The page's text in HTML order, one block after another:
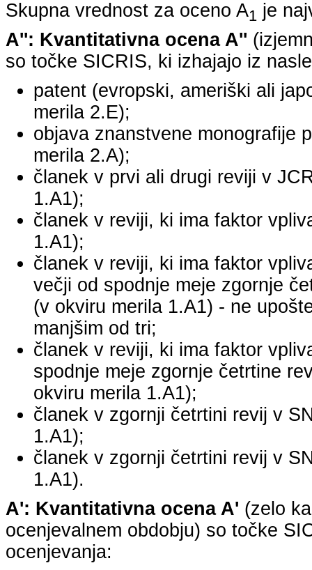
Skupna vrednost za oceno A1 je
A'': Kvantitativna ocena A''
so točke SICRIS, ki izhajajo iz
patent (evropski, ameriški ali
merila 2.E);
objava znanstvene monografije
merila 2.A);
članek v prvi ali drugi reviji v
1.A1);
članek v reviji, ki ima faktor
1.A1);
članek v reviji, ki ima faktor
večji od spodnje meje zgornje
(v okviru merila 1.A1) - ne
manjšim od tri;
članek v reviji, ki ima faktor
spodnje meje zgornje četrtine
okviru merila 1.A1);
članek v zgornji četrtini revij v
1.A1);
članek v zgornji četrtini revij v
1.A1).
A': Kvantitativna ocena A' (zelo
ocenjevalnem obdobju) so točke
ocenjevanja: